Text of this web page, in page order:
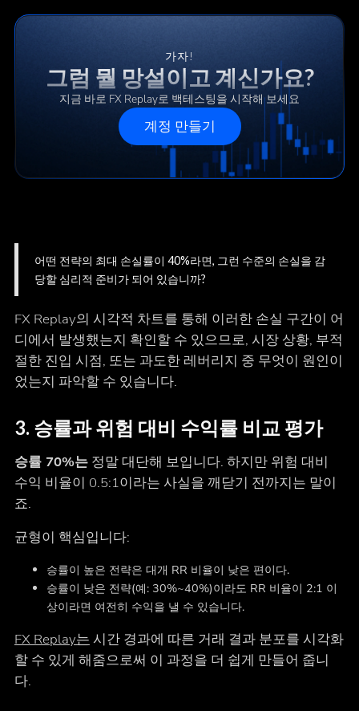
가자!
그럼 뭘 망설이고 계신가요?
지금 바로 FX Replay로 백테스팅을 시작해 보세요
계정 만들기
어떤 전략의 최대 손실률이 40%라면, 그런 수준의 손실을 감
당할 심리적 준비가 되어 있습니까?
FX Replay의 시각적 차트를 통해 이러한 손실 구간이 어
디에서 발생했는지 확인할 수 있으므로, 시장 상황, 부적
절한 진입 시점, 또는 과도한 레버리지 중 무엇이 원인이
었는지 파악할 수 있습니다.
3. 승률과 위험 대비 수익률 비교 평가
승률 70%는정말 대단해 보입니다. 하지만 위험 대비
수익 비율이 0.5:1이라는 사실을 깨닫기 전까지는 말이
죠.
균형이 핵심입니다:
승률이 높은 전략은 대개 RR 비율이 낮은 편이다.
승률이 낮은 전략(예: 30%~40%)이라도 RR 비율이 2:1 이
상이라면 여전히 수익을 낼 수 있습니다.
FX Replay는 시간 경과에 따른 거래 결과 분포를 시각화
할 수 있게 해줌으로써 이 과정을 더 쉽게 만들어 줍니
다.